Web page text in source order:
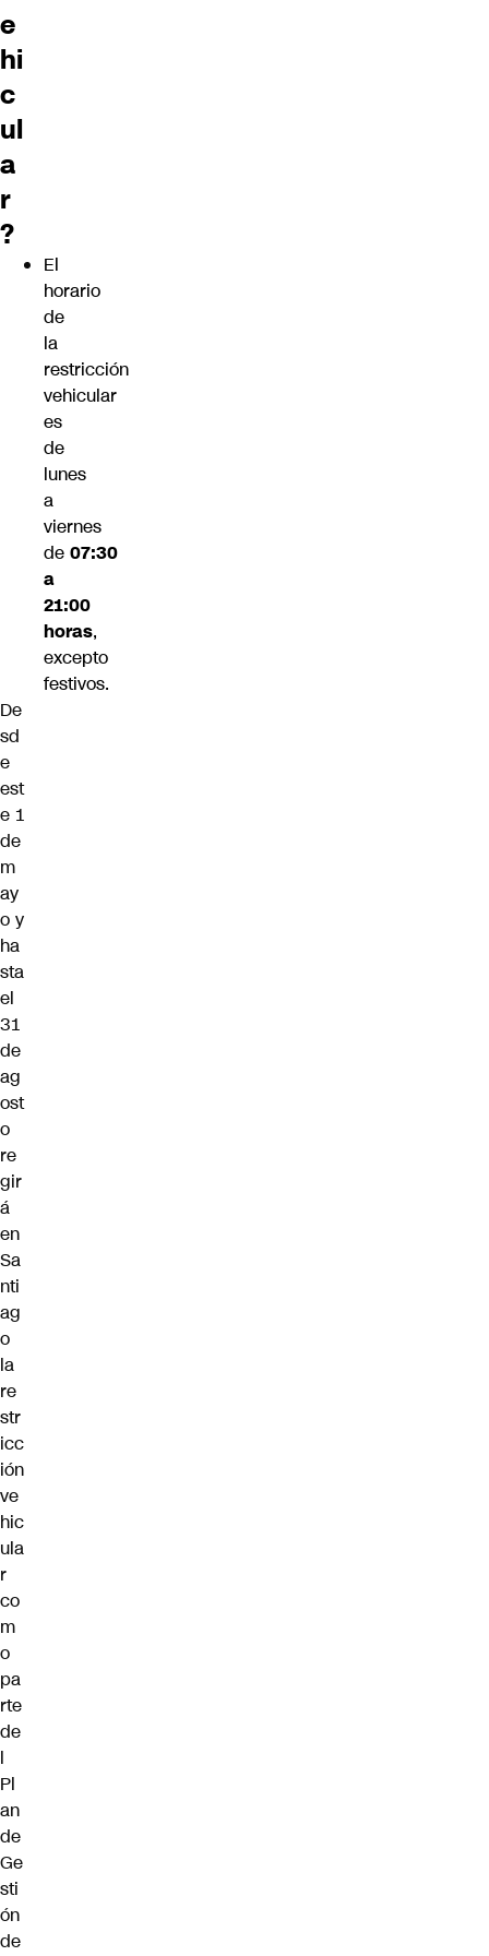
e
hi
c
ul
a
r
?
El
horario
de
la
restricción
vehicular
es
de
lunes
a
viernes
de 07:30
a
21:00
horas,
excepto
festivos.
De
sd
e
est
e 1
de
m
ay
o y
ha
sta
el
31
de
ag
ost
o
re
gir
á
en
Sa
nti
ag
o
la
re
str
icc
ión
ve
hic
ula
r
co
m
o
pa
rte
de
l
Pl
an
de
Ge
sti
ón
de